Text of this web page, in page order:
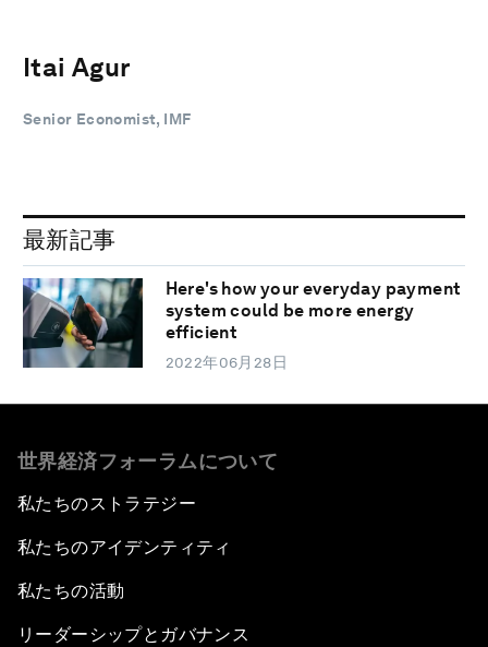
Itai Agur
Senior Economist, IMF
最新記事
Here's how your everyday payment
system could be more energy
efficient
2022年06月28日
世界経済フォーラムについて
私たちのストラテジー
私たちのアイデンティティ
私たちの活動
リーダーシップとガバナンス